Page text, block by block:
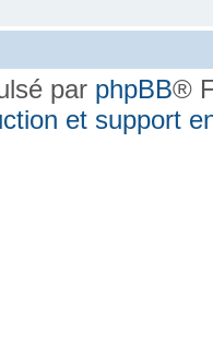
par phpBB®
et support